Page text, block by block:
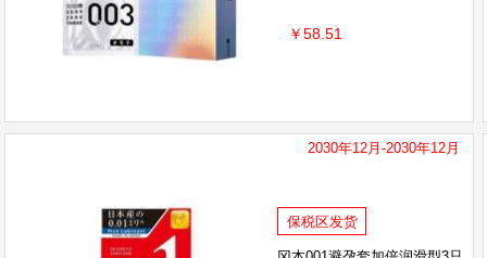
￥58.51
2030年12月-2030年12月
保税区发货